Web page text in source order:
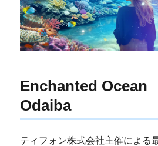
Enchanted Ocean
Odaiba
ティフォン株式会社主催による